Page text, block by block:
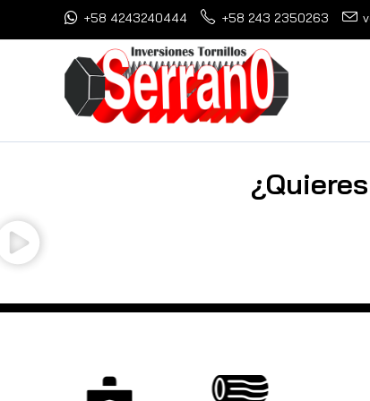
+58 4243240444 +58 243 2350263